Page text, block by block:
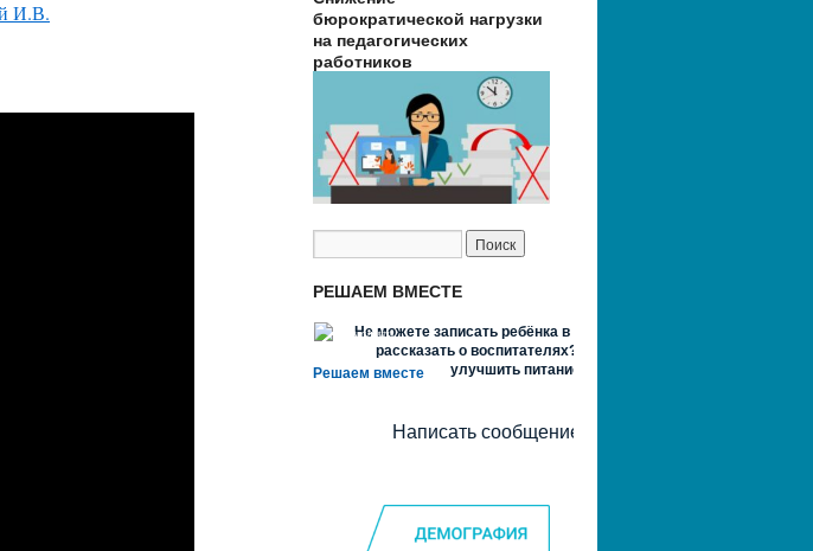
И.В.
бюрократической нагрузки
на педагогических
работников
РЕШАЕМ ВМЕСТЕ
Решаем вместе
Не можете записать ребёнка в сад? Хотите
рассказать о воспитателях? Знаете, как
улучшить питание и занятия?
Написать сообщение